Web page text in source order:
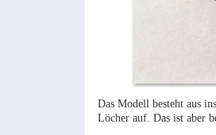
Das Modell besteht aus
Löcher auf. Das ist aber